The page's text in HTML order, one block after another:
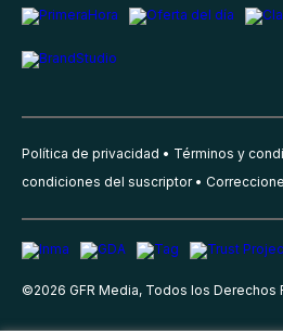
Política de privacidad Términos y
condiciones del suscriptor
©2026 GFR Media, Todos los Derechos